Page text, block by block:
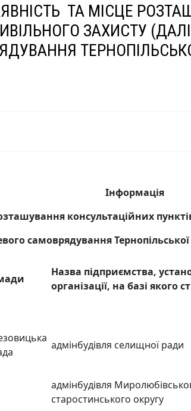
ТА МІСЦЕ
ЗАХИСТУ
Інформація
консультаційних
самоврядування
Назва підприємства,
організації, на базі якого
адмінбудівля селищної ради
адмінбудівля
старостинського округу